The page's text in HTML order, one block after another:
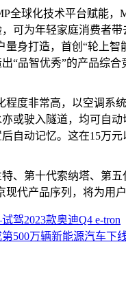
全球化技术平台赋能
可为年轻家庭消费者带
身打造，首创“轮上
“品智优秀”的产品综
程度非常高，以空调系
或驶入隧道，均可自
自动记忆。这在15万元
、第十代索纳塔、第
代产品序列，将为用
2023款奥迪Q4 e-tron
500万辆新能源汽车下